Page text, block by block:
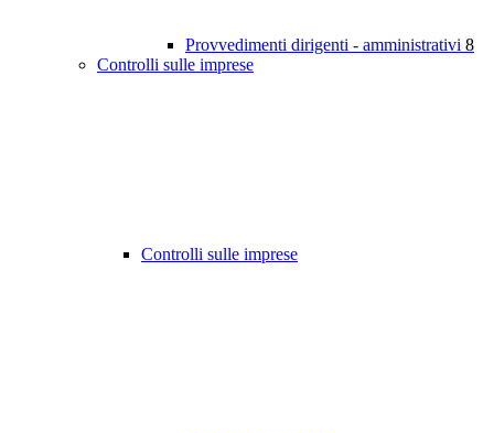
Provvedimenti dirigenti - amministrativi 8
Controlli sulle imprese
Controlli sulle imprese